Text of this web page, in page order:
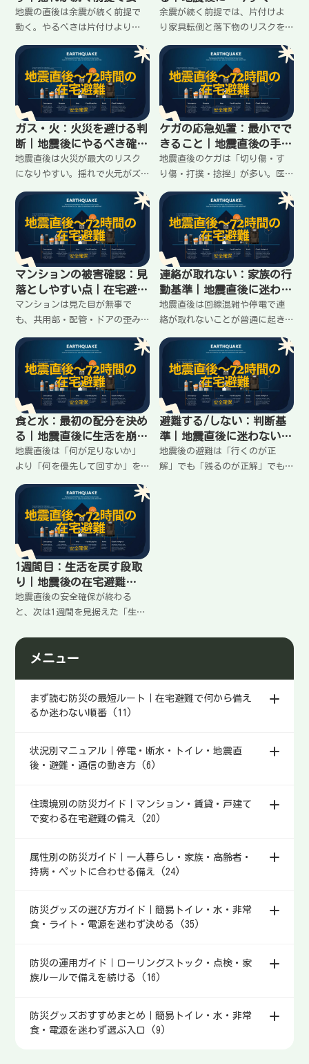
を作る手順
地震の直後は余震が続く前提で
動く。やるべきは片付けより
減らすこと。安全な待機場所を
作り、ガラス・家具・通路・火
元を短時間で整える。家族がい
る場合の役割分担も含めて手順
化します。
る安全化手順
余震が続く前提では、片付けよ
り家具転倒と落下物のリスクを
は「距離を取る」「寝る場所を
変える」「重い物を下ろす」。
後からやる固定方法の考え方も
含め、在宅避難でケガを増やさ
ない段取りをまとめます。
ガス・火：火災を避ける判
断｜地震後にやるべき確認
と行動
地震直後は火災が最大のリスク
になりやすい。揺れで火元がズ
る前提で動く。匂い・音・火元
のチェック、換気の判断、やっ
てはいけない行動、復旧時の注
意まで、在宅避難での安全手順
を整理します。
ケガの応急処置：最小でで
きること｜地震直後の手当
て手順
地震直後のケガは「切り傷・す
り傷・打撲・捻挫」が多い。医
は、まず止血と清潔、次に固定
と安静。やってはいけない行動
も含め、家にあるものでできる
最小の応急処置を手順でまとめ
ます。
マンションの被害確認：見
落としやすい点｜在宅避難
できるか判断する
マンションは見た目が無事で
も、共用部・配管・ドアの歪み
出やすい。室内と共用部で確認
する順番、危険サイン、管理側
への共有ポイント、在宅避難を
続ける/避難する判断の入口を整
理します。
連絡が取れない：家族の行
動基準｜地震直後に迷わな
い約束の作り方
地震直後は回線混雑や停電で連
絡が取れないことが普通に起き
い前提」で行動を揃えること。
集合場所・待ち時間・伝える内
容・安否確認の順番を、家族で
決めやすい形にまとめます。
食と水：最初の配分を決め
る｜地震直後に生活を崩さ
ない段取り
地震直後は「何が足りないか」
より「何を優先して回すか」を
飲用を最優先に、次に最低限の
衛生へ。食事は“洗い物を増や
さない”形へ寄せる。最初の配
分の決め方と、家族で迷わない
ルールをまとめます。
避難する/しない：判断基
準｜地震直後に迷わない
「残る条件」と「出る条
件」
地震後の避難は「行くのが正
解」でも「残るのが正解」でも
1週間目：生活を戻す段取
り｜地震後の在宅避難
を“続けられる形”に整え
る
地震直後の安全確保が終わる
と、次は1週間を見据えた「生活
水/食・衛生・ゴミ・情報・修繕
の優先順位を決め、やることを
化します。
メニュー
まず読む防災の最短ルート｜在宅避難で何から備え
るか迷わない順番 (11)
状況別マニュアル｜停電・断水・トイレ・地震直
後・避難・通信の動き方 (6)
住環境別の防災ガイド｜マンション・賃貸・戸建て
で変わる在宅避難の備え (20)
属性別の防災ガイド｜一人暮らし・家族・高齢者・
持病・ペットに合わせる備え (24)
防災グッズの選び方ガイド｜簡易トイレ・水・非常
食・ライト・電源を迷わず決める (35)
防災の運用ガイド｜ローリングストック・点検・家
族ルールで備えを続ける (16)
防災グッズおすすめまとめ｜簡易トイレ・水・非常
食・電源を迷わず選ぶ入口 (9)